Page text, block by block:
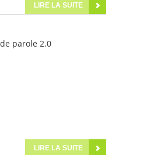
LIRE LA SUITE
parole 2.0
LIRE LA SUITE